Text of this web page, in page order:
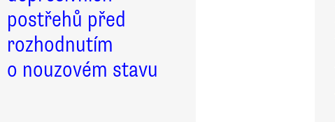
postřehů před
rozhodnutím
o nouzovém stavu